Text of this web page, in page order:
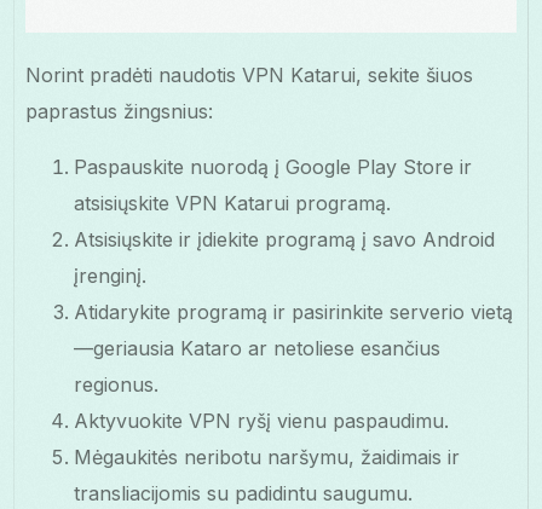
Norint pradėti naudotis VPN Katarui, sekite šiuos
paprastus žingsnius:
Paspauskite nuorodą į Google Play Store ir
atsisiųskite VPN Katarui programą.
Atsisiųskite ir įdiekite programą į savo Android
įrenginį.
Atidarykite programą ir pasirinkite serverio vietą
—geriausia Kataro ar netoliese esančius
regionus.
Aktyvuokite VPN ryšį vienu paspaudimu.
Mėgaukitės neribotu naršymu, žaidimais ir
transliacijomis su padidintu saugumu.